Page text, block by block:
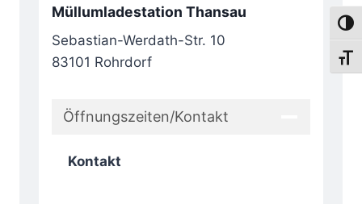
Müllumladestation Thansau
Sebastian-Werdath-Str. 10
83101 Rohrdorf
Öffnungszeiten/Kontakt
Kontakt